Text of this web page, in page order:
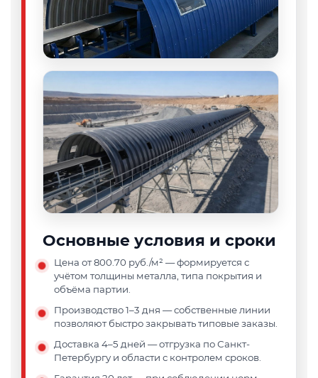
Основные условия и сроки
Цена от 800.70 руб./м² — формируется с
учётом толщины металла, типа покрытия и
объёма партии.
Производство 1–3 дня — собственные линии
позволяют быстро закрывать типовые заказы.
Доставка 4–5 дней — отгрузка по Санкт-
Петербургу и области с контролем сроков.